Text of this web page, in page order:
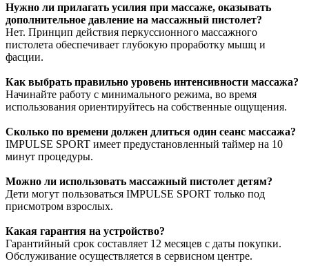
Нужно ли прилагать усилия при массаже, оказывать
дополнительное давление на массажный пистолет?
Нет. Принцип действия перкуссионного массажного
пистолета обеспечивает глубокую проработку мышц и
фасции.
Как выбрать правильно уровень интенсивности массажа?
Начинайте работу с минимального режима, во время
использования ориентируйтесь на собственные ощущения.
Сколько по времени должен длиться один сеанс массажа?
IMPULSE SPORT имеет предустановленный таймер на 10
минут процедуры.
Можно ли использовать массажный пистолет детям?
Дети могут пользоваться IMPULSE SPORT только под
присмотром взрослых.
Какая гарантия на устройство?
Гарантийный срок составляет 12 месяцев с даты покупки.
Обслуживание осуществляется в сервисном центре.